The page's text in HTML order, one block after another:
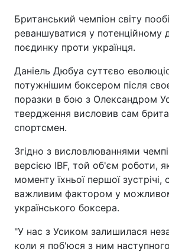
Британський чемпіон світу
реваншуватися у потенційному
поєдинку проти українця.
Даніель Дюбуа суттєво
потужнішим боксером після
поразки в бою з Олександром
твердження висловив сам
спортсмен.
Згідно з висловлюваннями
версією IBF, той об'єм роботи,
моменту їхньої першої зустрічі,
важливим фактором у
українського боксера.
"У нас з Усиком залишилася
коли я поб'юся з ним